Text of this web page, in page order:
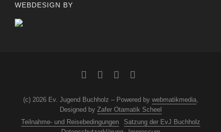
WEBDESIGN BY
(c) 2026 Ev. Jugend Buchholz – Powered by webmatikmedia,
Designed by Zafer Otamatik Scheel
Teilnahme- und Reisebedingungen
Satzung der EvJ Buchholz